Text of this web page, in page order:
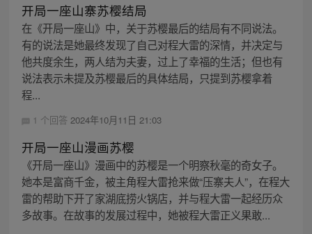
开局一座山寨苏樱结局
在《开局一座山》中，关于苏樱最后的结局有不同说法。
有的说法是她最终发现了自己对程大雷的深情，并决定与
他共度余生，两人结为夫妻，过上了幸福的生活；但也有
说法表示未提及苏樱最后的具体结局，只提到苏樱拿着
程...
1 个回答 2024年10月11日 21:03
开局一座山漫画苏樱
《开局一座山》漫画中的苏樱是一个明察秋毫的奇女子。
她本是富商千金，被主角程大雷抢来做“压寨夫人”，在程大
雷的帮助下开了家湖底捞火锅店，并与程大雷一起经历众
多故事。在故事的发展过程中，她被程大雷正义果敢...